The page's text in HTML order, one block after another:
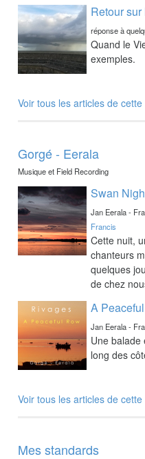
Retour
réponse à
Quand le
exemples.
Voir tous les articles de
Gorgé - Eerala
Musique et Field Recording
Swan
Jan Eerala -
Francis
Cette nuit,
chanteurs
quelques
de chez
A
Jan Eerala -
Une balade
long des
Voir tous les articles de
Mes standards